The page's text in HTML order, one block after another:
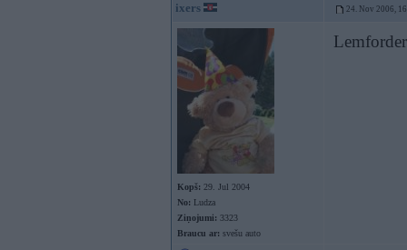
ixers 24. Nov 2006,
Kopš: 29. Jul 2004
No: Ludza
Ziņojumi: 3323
Braucu ar: svešu auto